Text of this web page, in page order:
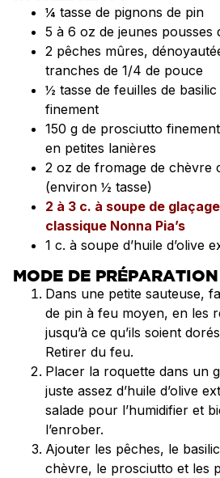
¼ tasse de pignons de pin
5 à 6 oz de jeunes pousses
2 pêches mûres,
tranches de 1/4 de pouce
½ tasse de feuilles de
finement
150 g de prosciutto
en petites lanières
2 oz de fromage de chèvre
(environ ½ tasse)
2 à 3 c. à soupe de
classique Nonna Pia’s
1 c. à soupe d’huile d’olive
MODE DE PRÉPARATION
Dans une petite sauteuse,
de pin à feu moyen, en les
jusqu’à ce qu’ils soient
Retirer du feu.
Placer la roquette dans un
juste assez d’huile d’olive
salade pour l’humidifier et
l’enrober.
Ajouter les pêches, le
chèvre, le prosciutto et les